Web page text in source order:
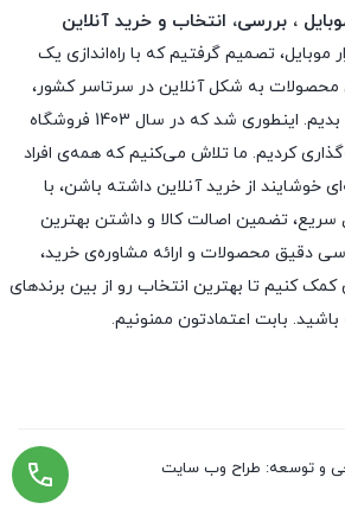
، بررسی، انتخاب و خرید آنلاین
بازار موبایل، تصمیم گرفتیم که با راه‌اندازی یک
محصولات به شکل آنلاین در سرتاسر کشور،
کسب‌وکارمون رو گسترش بدیم. اینطوری شد که در سال 1403 فروشگاه
کردیم. ما تلاش می‌کنیم که همه‌ی افراد
خوشایند از خرید آنلاین داشته باشن، با
تضمین اصالت کالا و داشتن بهترین
دقیق محصولات و ارائه مشاوره‌ی خرید،
کنیم تا بهترین انتخاب رو از بین برندهای
باشید. بابت اعتمادتون ممنونیم.
و توسعه: طراح وب سایت